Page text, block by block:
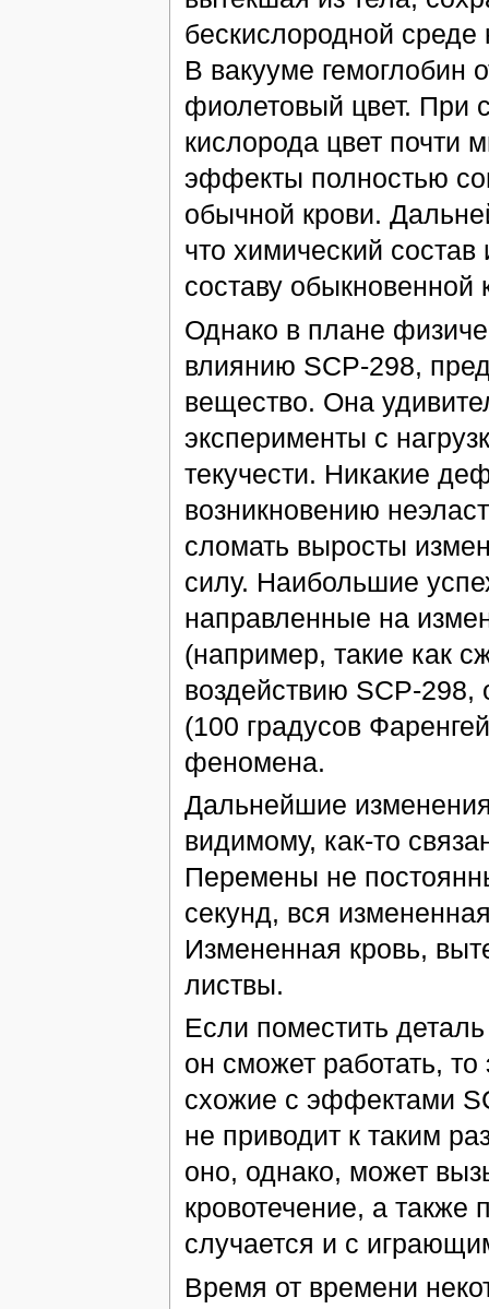
бескислородной среде
В вакууме гемоглобин
фиолетовый цвет. При
кислорода цвет почти
эффекты полностью
обычной крови.
что химический
составу обыкновенной
Однако в плане
влиянию SCP-298,
вещество. Она
эксперименты с
текучести. Никакие
возникновению
сломать выросты
силу. Наибольшие
направленные на
(например, такие как
воздействию SCP-298,
(100 градусов
феномена.
Дальнейшие
видимому, как-то
Перемены не
секунд, вся
Измененная кровь,
листвы.
Если поместить
он сможет работать,
схожие с эффектами
не приводит к таким
оно, однако, может
кровотечение, а также
случается и с
Время от времени